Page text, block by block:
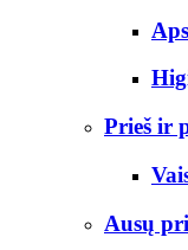
Prieš ir
Ausų